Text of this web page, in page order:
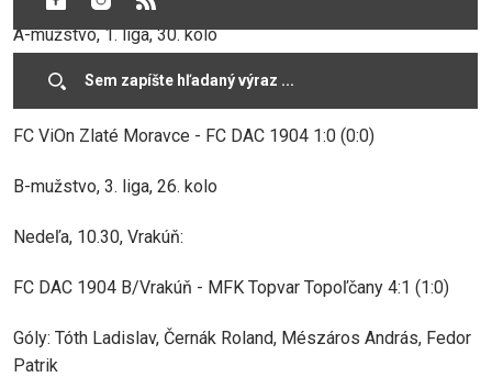
A-mužstvo, 1. liga, 30. kolo
Sobota, 20.00, Zlaté Moravce:
FC ViOn Zlaté Moravce - FC DAC 1904 1:0 (0:0)
B-mužstvo, 3. liga, 26. kolo
Nedeľa, 10.30, Vrakúň:
FC DAC 1904 B/Vrakúň - MFK Topvar Topoľčany 4:1 (1:0)
Góly: Tóth Ladislav, Černák Roland, Mészáros András, Fedor
Patrik